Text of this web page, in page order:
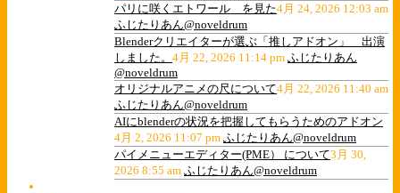
パリに咲くエトワール を見た4月 24, 2026 12:03 am
ふじたりあん@noveldrum
Blenderクリエイターが選ぶ「推しアドオン」 出演
しました。 4月 22, 2026 11:14 pm ふじたりあん
@noveldrum
オリジナルアニメの尺について4月 22, 2026 11:40 am
ふじたりあん@noveldrum
AIにblenderの状況を把握してもらうためのアドオン
4月 2, 2026 11:07 pm ふじたりあん@noveldrum
パイメニューエディター(PME） について3月 30,
2026 8:55 am ふじたりあん@noveldrum